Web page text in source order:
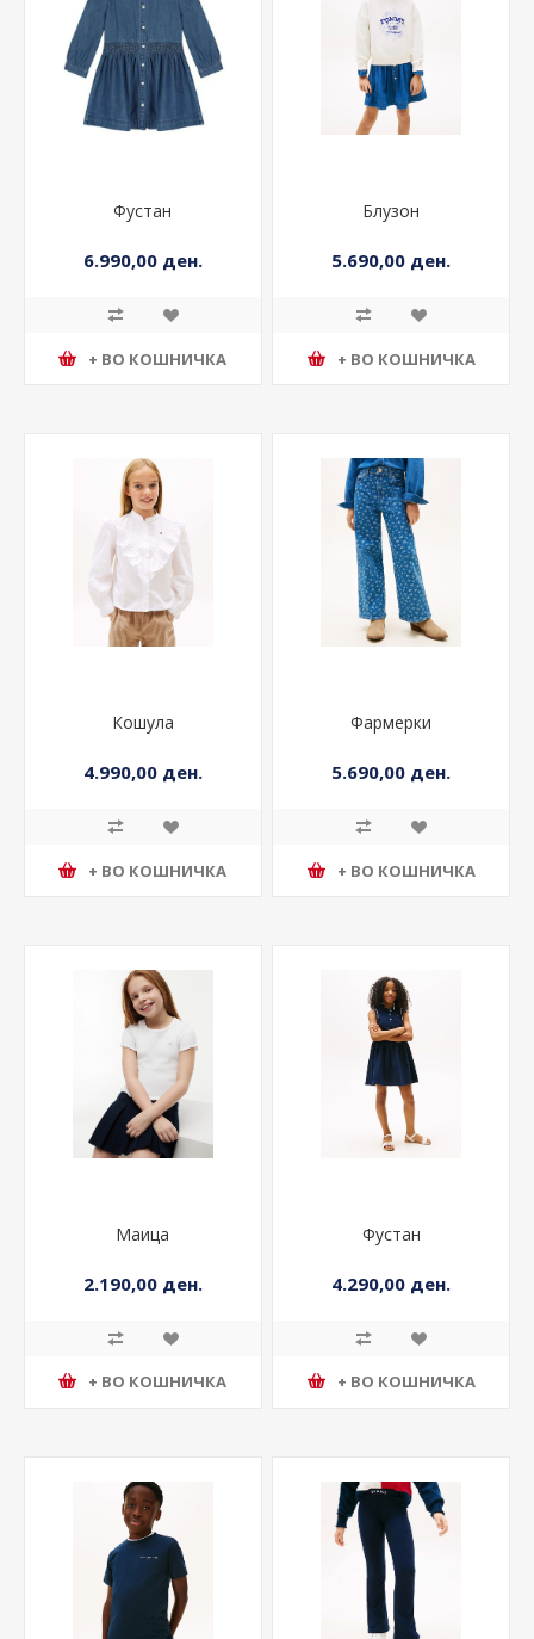
Фустан
6.990,00 ден.
+ ВО КОШНИЧКА
Блузон
5.690,00 ден.
+ ВО КОШНИЧКА
Кошула
4.990,00 ден.
+ ВО КОШНИЧКА
Фармерки
5.690,00 ден.
+ ВО КОШНИЧКА
Маица
2.190,00 ден.
+ ВО КОШНИЧКА
Фустан
4.290,00 ден.
+ ВО КОШНИЧКА